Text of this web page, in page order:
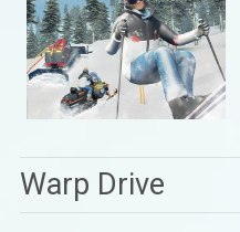
Warp Drive